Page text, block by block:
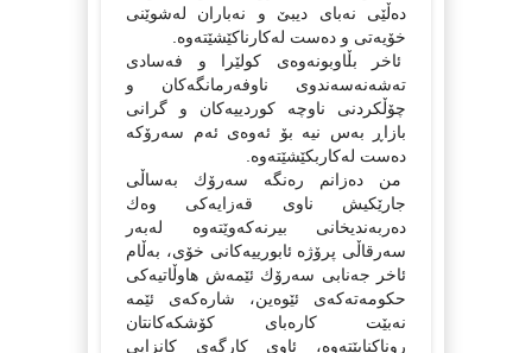
دەڵێی نەبای دیبێ و نەباران لەشوێنی
خۆیەتی و دەست لەكارناكێشێتەوە.
ئاخر بڵاوبونەوەی كولێرا و فەسادی
تەشەنەسەندوی ناوفەرمانگەكان و
چۆڵكردنی ناوچە كوردییەكان و گرانی
بازاڕ بەس نیە بۆ ئەوەی ئەم سەرۆكە
دەست لەكاربكێشێتەوە.
من دەزانم رەنگە سەرۆك بەساڵی
جارێكیش ناوی قەزایەكی وەك
دەربەندیخانی بیرنەكەوێتەوە لەبەر
سەرقاڵی پرۆژە ئابورییەكانی خۆی، بەڵام
ئاخر جەنابی سەرۆك ئێمەش هاوڵاتیەكی
حكومەتەكەی ئێوەین، شارەكەی ئێمە
نەبێت كارەبای كۆشكەكانتان
روناكنابێتەوە، ئاوی كارگەی كانزایی